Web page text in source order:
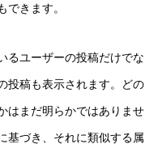
きます。
るユーザーの投稿だけでな
投稿も表示されます。どの
はまだ明らかではありませ
基づき、それに類似する属